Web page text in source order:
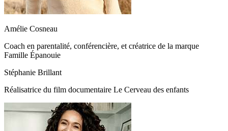
Amélie Cosneau
Coach en parentalité, conférencière, et créatrice de la marque
Famille Épanouie
Stéphanie Brillant
Réalisatrice du film documentaire Le Cerveau des enfants